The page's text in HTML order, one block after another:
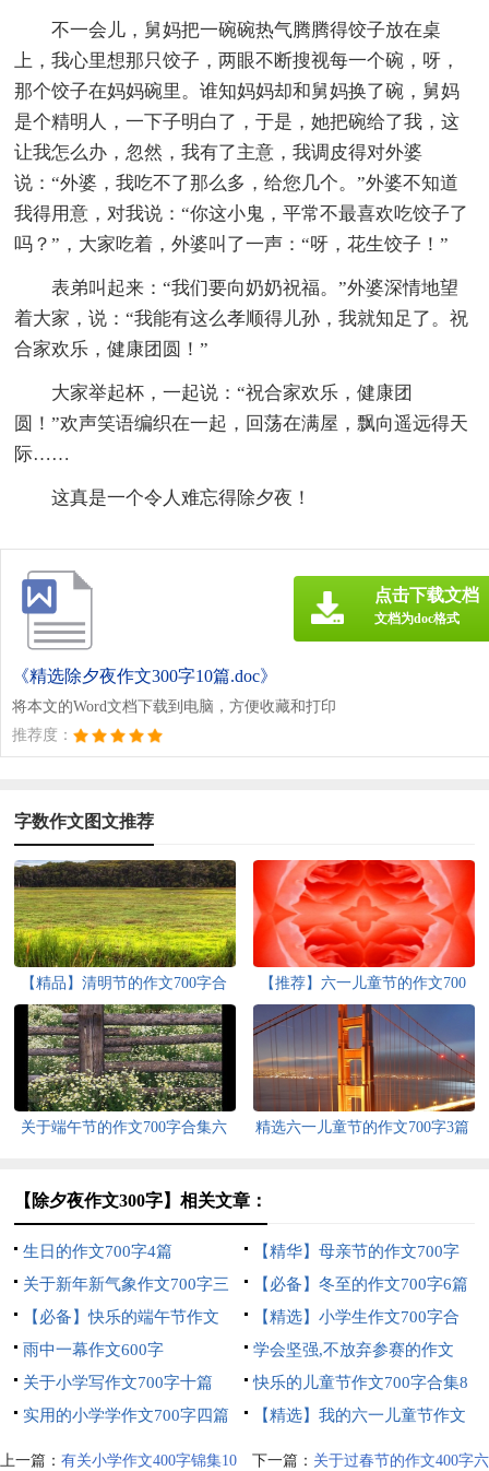
不一会儿，舅妈把一碗碗热气腾腾得饺子放在桌
上，我心里想那只饺子，两眼不断搜视每一个碗，呀，
那个饺子在妈妈碗里。谁知妈妈却和舅妈换了碗，舅妈
是个精明人，一下子明白了，于是，她把碗给了我，这
让我怎么办，忽然，我有了主意，我调皮得对外婆
说：“外婆，我吃不了那么多，给您几个。”外婆不知道
我得用意，对我说：“你这小鬼，平常不最喜欢吃饺子了
吗？”，大家吃着，外婆叫了一声：“呀，花生饺子！”
表弟叫起来：“我们要向奶奶祝福。”外婆深情地望
着大家，说：“我能有这么孝顺得儿孙，我就知足了。祝
合家欢乐，健康团圆！”
大家举起杯，一起说：“祝合家欢乐，健康团
圆！”欢声笑语编织在一起，回荡在满屋，飘向遥远得天
际……
这真是一个令人难忘得除夕夜！
《精选除夕夜作文300字10篇.doc》
将本文的Word文档下载到电脑，方便收藏和打印
推荐度：
点击下载文档
文档为doc格式
字数作文图文推荐
【精品】清明节的作文700字合
集十篇
【推荐】六一儿童节的作文700
字8篇
关于端午节的作文700字合集六
精选六一儿童节的作文700字3篇
【除夕夜作文300字】相关文章：
生日的作文700字4篇
【精华】母亲节的作文700字
三篇
关于新年新气象作文700字三
篇
【必备】冬至的作文700字6篇
【必备】快乐的端午节作文
700字3篇
【精选】小学生作文700字合
集八篇
雨中一幕作文600字
学会坚强,不放弃参赛的作文
500字
关于小学写作文700字十篇
快乐的儿童节作文700字合集8
篇
实用的小学学作文700字四篇
【精选】我的六一儿童节作文
上一篇： 有关小学作文400字锦集10 下一篇： 关于过春节的作文400字六